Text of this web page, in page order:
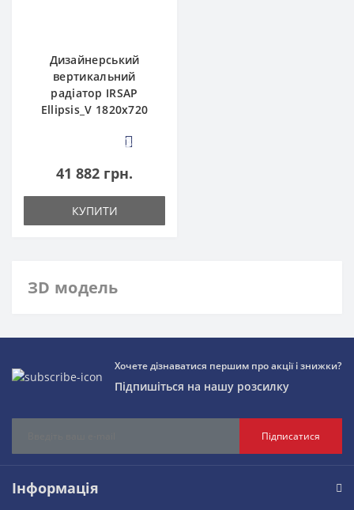
Дизайнерський
вертикальний
радіатор IRSAP
Ellipsis_V 1820x720
3
41 882 грн.
КУПИТИ
ЗD модель
Хочете дізнаватися першим про акції і знижки?
Підпишіться на нашу розсилку
Підписатися
Інформація